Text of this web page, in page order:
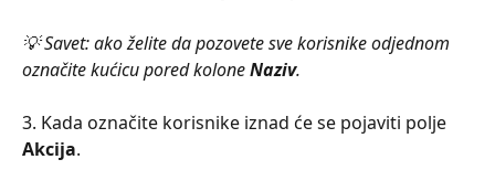
💡 Savet: ako želite da pozovete sve korisnike odjednom
označite kućicu pored kolone Naziv.
3. Kada označite korisnike iznad će se pojaviti polje
Akcija.